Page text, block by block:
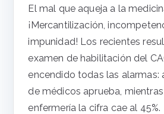
El mal que aqueja a la
¡Mercantilización,
impunidad! Los recientes
examen de habilitación del
encendido todas las alarmas:
de médicos aprueba,
enfermería la cifra cae al